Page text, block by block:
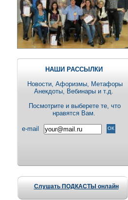
НАШИ РАССЫЛКИ
Новости, Aфоризмы, Метафоры
Анекдоты, Вебинары и т.д.
Посмотрите и выберете те, что
нравятся Вам.
e-mail
Слушать ПОДКАСТЫ онлайн